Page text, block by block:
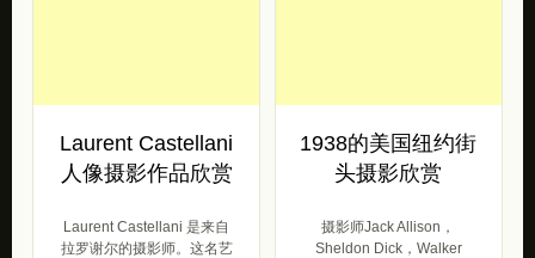
Laurent Castellani
人像摄影作品欣赏
Laurent Castellani 是来自
拉罗谢尔的摄影师。这名艺
1938的美国纽约街
头摄影欣赏
摄影师Jack Allison，
Sheldon Dick，Walker